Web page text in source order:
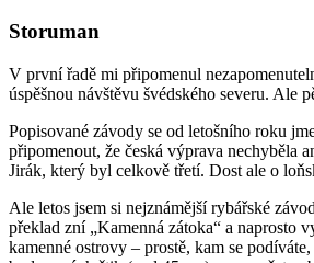
Storuman
V první řadě mi připomenul
úspěšnou návštěvu švédského severu. Ale
Popisované závody se od letošního roku
připomenout, že česká výprava nechyběla
Jirák, který byl celkově třetí. Dost ale o
Ale letos jsem si nejznámější rybářské
překlad zní „Kamenná zátoka“ a naprosto
kamenné ostrovy – prostě, kam se